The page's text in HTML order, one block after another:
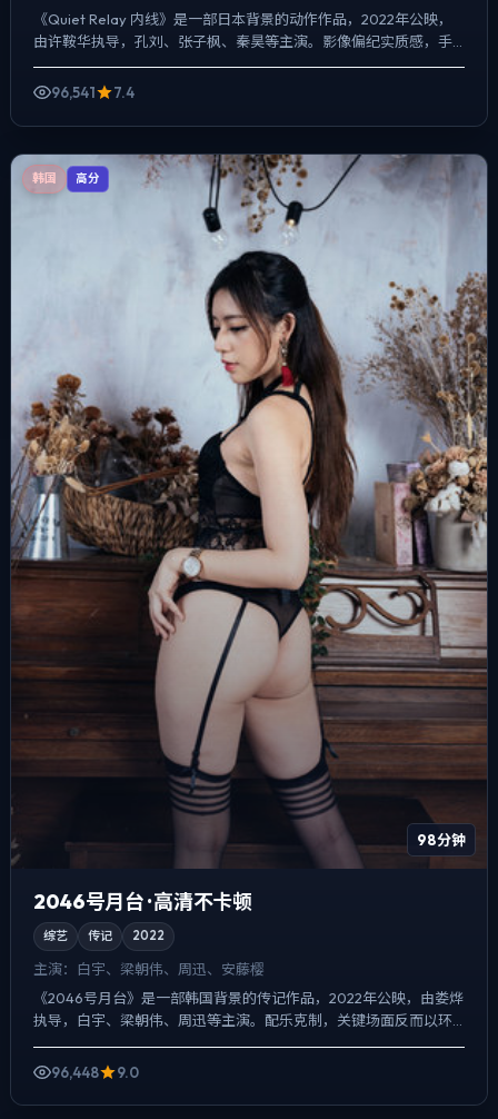
《Quiet Relay 内线》是一部日本背景的动作作品，2022年公映，
由许鞍华执导，孔刘、张子枫、秦昊等主演。影像偏纪实质感，手
持与固定机位交替出现，爱情线并不喧宾夺主，却...
96,541
7.4
韩国 高分
98分钟
2046号月台 · 高清不卡顿
综艺 传记 2022
主演：
白宇、梁朝伟、周迅、安藤樱
《2046号月台》是一部韩国背景的传记作品，2022年公映，由娄烨
执导，白宇、梁朝伟、周迅等主演。配乐克制，关键场面反而以环
96,448
9.0